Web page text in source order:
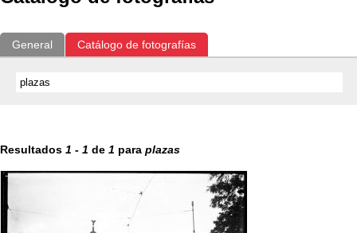
General Catálogo de fotografías
Resultados 1 - 1 de 1 para plazas